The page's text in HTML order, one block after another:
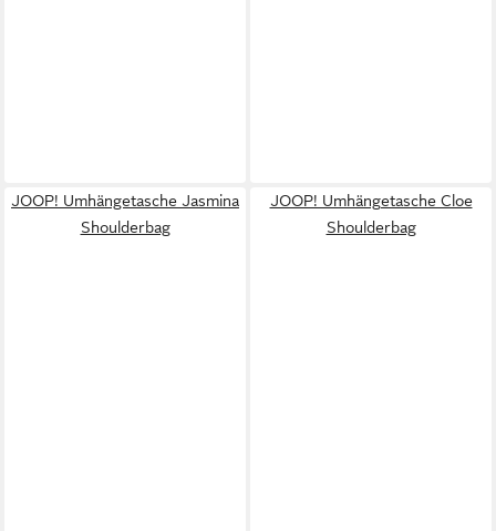
JOOP! Umhängetasche Jasmina
Shoulderbag
JOOP! Umhängetasche Cloe
Shoulderbag